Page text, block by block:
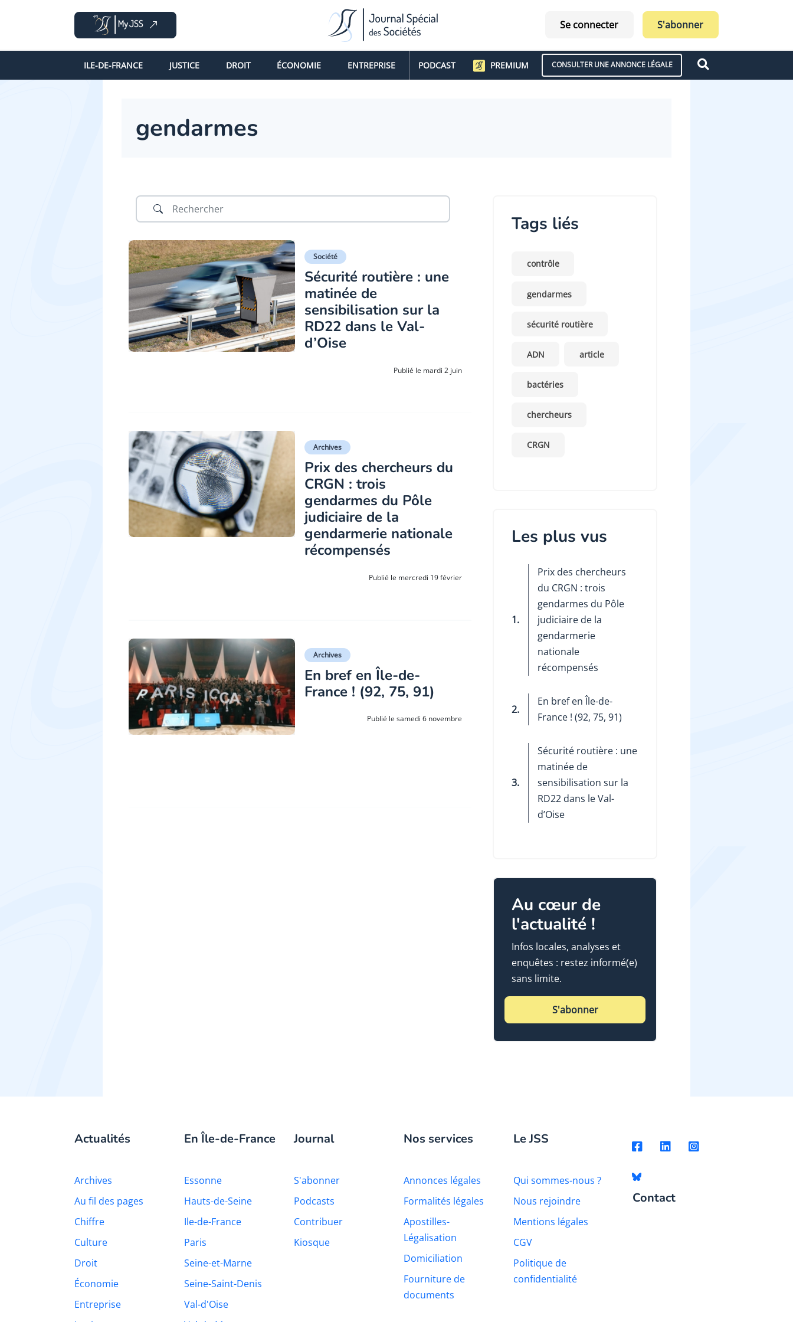
Se connecter S'abonner
ILE-DE-FRANCE JUSTICE DROIT ÉCONOMIE ENTREPRISE PODCAST PREMIUM CONSULTER UNE ANNONCE LÉGALE
gendarmes
Société
Sécurité routière : une
matinée de
sensibilisation sur la
RD22 dans le Val-
d’Oise
Publié le mardi 2 juin
Archives
Prix des chercheurs du
CRGN : trois
gendarmes du Pôle
judiciaire de la
gendarmerie nationale
récompensés
Publié le mercredi 19 février
Archives
En bref en Île-de-
France ! (92, 75, 91)
Publié le samedi 6 novembre
Tags liés
contrôle
gendarmes
sécurité routière
ADN article
bactéries
chercheurs
CRGN
Les plus vus
1.
Prix des chercheurs
du CRGN : trois
gendarmes du Pôle
judiciaire de la
gendarmerie
nationale
récompensés
2.
En bref en Île-de-
France ! (92, 75, 91)
3.
Sécurité routière : une
matinée de
sensibilisation sur la
RD22 dans le Val-
d’Oise
Au cœur de
l'actualité !
Infos locales, analyses et
enquêtes : restez informé(e)
sans limite.
S'abonner
Actualités
Archives
Au fil des pages
Chiffre
Culture
Droit
Économie
Entreprise
En Île-de-France
Essonne
Hauts-de-Seine
Ile-de-France
Paris
Seine-et-Marne
Seine-Saint-Denis
Val-d'Oise
Journal
S'abonner
Podcasts
Contribuer
Kiosque
Nos services
Annonces légales
Formalités légales
Apostilles-
Légalisation
Domiciliation
Fourniture de
documents
Le JSS
Qui sommes-nous ?
Nous rejoindre
Mentions légales
CGV
Politique de
confidentialité
Contact